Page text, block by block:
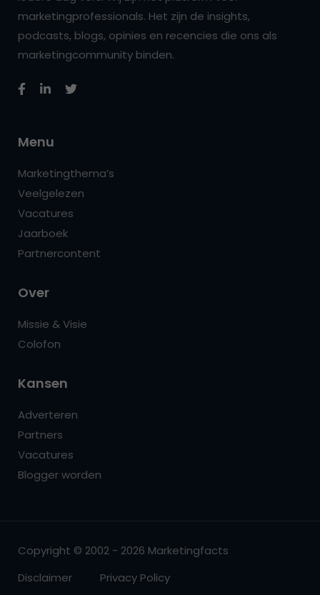
marketingprofessionals. Het zijn de insights,
podcasts, blogs, opinies en recencies die ons als
marketingcommunity binden.
Menu
Marketingthema’s
Veelgelezen
Vacatures
Jaarboek
Partnercontent
Over
Missie & Visie
Colofon
Kansen
Adverteren
Partners
Vacatures
Blogger worden
Copyright © 2002 - 2026 Marketingfacts
Disclaimer
Privacy Policy